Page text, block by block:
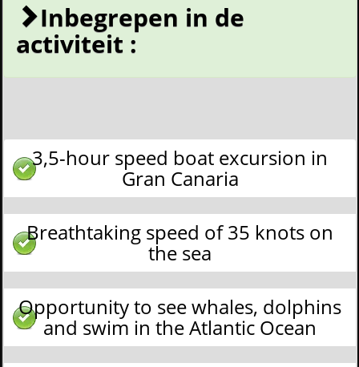
Inbegrepen in de
activiteit :
3,5-hour speed boat excursion in
Gran Canaria
Breathtaking speed of 35 knots on
the sea
Opportunity to see whales, dolphins
and swim in the Atlantic Ocean